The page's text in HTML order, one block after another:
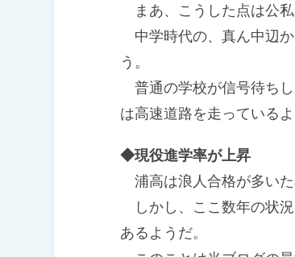
まあ、こうした点は公私
中学時代の、真ん中辺
う。
普通の学校が信号待ち
は高速道路を走っているよ
◆現役進学率が上昇
浦高は浪人合格が多いた
しかし、ここ数年の状
あるようだ。